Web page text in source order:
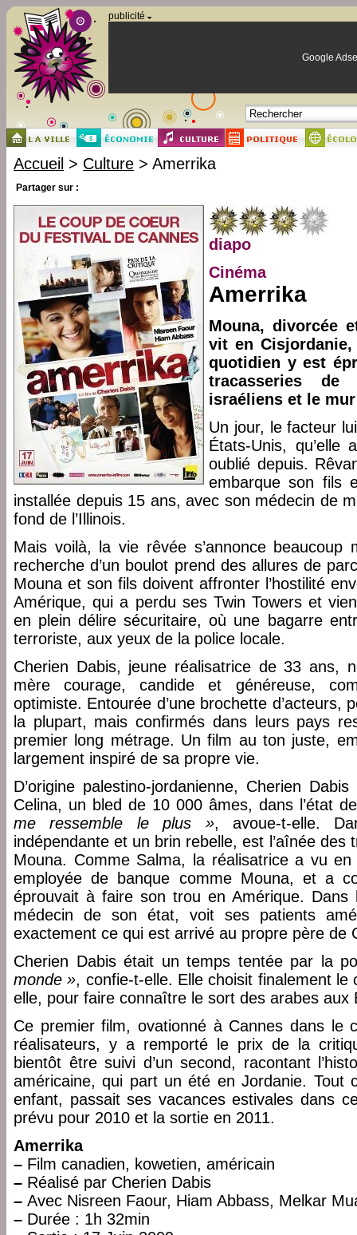
publicité
Google
Accueil > Culture > Amerrika
Partager sur :
diapo
Cinéma
Amerrika
Mouna, divorcée
vit en
quotidien y est
tracasseries
israéliens et le
Un jour, le facteur
États-Unis, qu’elle
oublié depuis.
embarque son fils
installée depuis 15 ans, avec son médecin de
fond de l’Illinois.
Mais voilà, la vie rêvée s’annonce beaucoup
recherche d’un boulot prend des allures de
Mouna et son fils doivent affronter l’hostilité
Amérique, qui a perdu ses Twin Towers et
en plein délire sécuritaire, où une bagarre
terroriste, aux yeux de la police locale.
Cherien Dabis, jeune réalisatrice de 33 ans,
mère courage, candide et généreuse,
optimiste. Entourée d’une brochette d’acteurs,
la plupart, mais confirmés dans leurs pays
premier long métrage. Un film au ton juste,
largement inspiré de sa propre vie.
D’origine palestino-jordanienne, Cherien
Celina, un bled de 10 000 âmes, dans l’état
me ressemble le plus », avoue-t-elle.
indépendante et un brin rebelle, est l’aînée des
Mouna. Comme Salma, la réalisatrice a vu
employée de banque comme Mouna, et a
éprouvait à faire son trou en Amérique.
médecin de son état, voit ses patients
exactement ce qui est arrivé au propre père de
Cherien Dabis était un temps tentée par la
monde », confie-t-elle. Elle choisit finalement le
elle, pour faire connaître le sort des arabes aux
Ce premier film, ovationné à Cannes dans le
réalisateurs, y a remporté le prix de la
bientôt être suivi d’un second, racontant
américaine, qui part un été en Jordanie. Tout
enfant, passait ses vacances estivales dans
prévu pour 2010 et la sortie en 2011.
Amerrika
– Film canadien, kowetien, américain
– Réalisé par Cherien Dabis
– Avec Nisreen Faour, Hiam Abbass, Melkar
– Durée : 1h 32min
Panneau de gestion des cookies